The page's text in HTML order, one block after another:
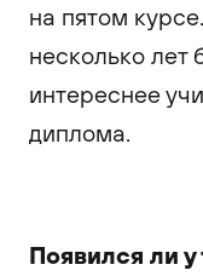
на пятом
несколько лет
интереснее
диплома.
Появился ли